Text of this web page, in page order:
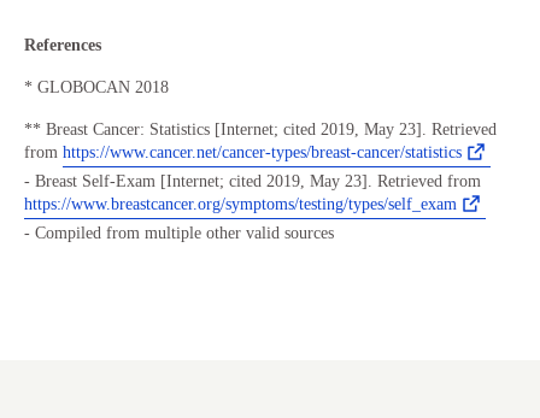
References
* GLOBOCAN 2018
** Breast Cancer: Statistics [Internet; cited 2019, May 23]. Retrieved
from https://www.cancer.net/cancer-types/breast-cancer/statistics
- Breast Self-Exam [Internet; cited 2019, May 23]. Retrieved from
https://www.breastcancer.org/symptoms/testing/types/self_exam
- Compiled from multiple other valid sources